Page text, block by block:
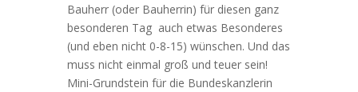
Bauherr (oder Bauherrin) für diesen ganz
besonderen Tag auch etwas Besonderes
(und eben nicht 0-8-15) wünschen. Und das
muss nicht einmal groß und teuer sein!
Mini-Grundstein für die Bundeskanzlerin